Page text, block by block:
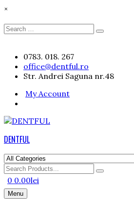
×
Search
Search
Skip
content
0783. 018. 267
office@dentful.ro
Str. Andrei Saguna nr.48
My Account
DENTFUL
Search
for
0 0.00lei
Menu